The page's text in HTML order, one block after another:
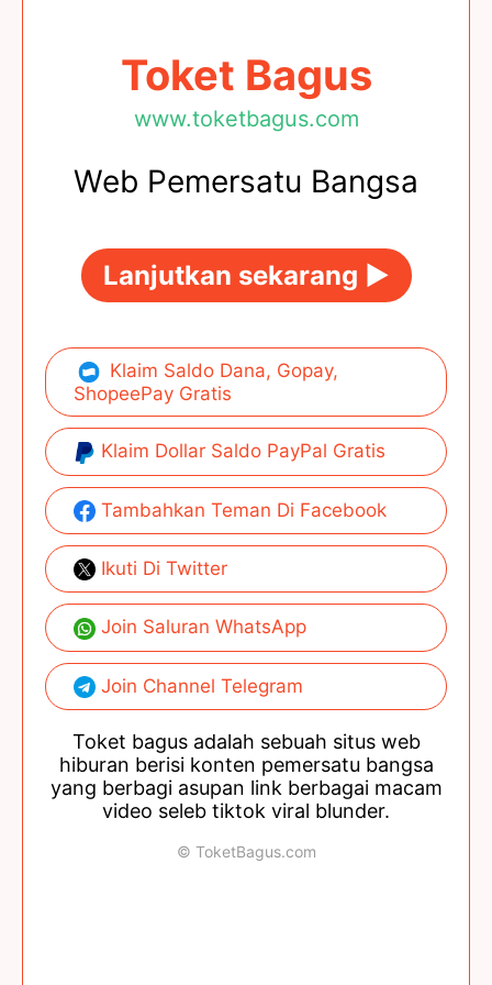
Toket Bagus
www.toketbagus.com
Web Pemersatu Bangsa
Lanjutkan sekarang ►
Klaim Saldo Dana, Gopay,
ShopeePay Gratis
Klaim Dollar Saldo PayPal Gratis
Tambahkan Teman Di Facebook
Ikuti Di Twitter
Join Saluran WhatsApp
Join Channel Telegram
Toket bagus adalah sebuah situs web
hiburan berisi konten pemersatu bangsa
yang berbagi asupan link berbagai macam
video seleb tiktok viral blunder.
© ToketBagus.com